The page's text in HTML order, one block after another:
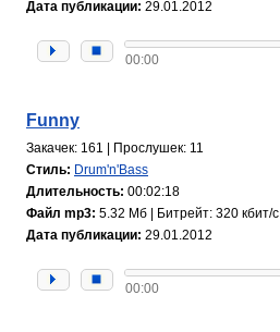
Дата публикации: 29.01.2012
00:00
Funny
Закачек: 161 | Прослушек: 11
Стиль: Drum'n'Bass
Длительность: 00:02:18
Файл mp3: 5.32 Мб | Битрейт: 320 кбит/с
Дата публикации: 29.01.2012
00:00